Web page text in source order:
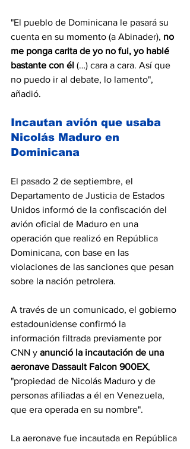
"El pueblo de Dominicana le pasará su
cuenta en su momento (a Abinader), no
me ponga carita de yo no fui, yo hablé
bastante con él (…) cara a cara. Así que
no puedo ir al debate, lo lamento",
añadió.
Incautan avión que usaba
Nicolás Maduro en
Dominicana
El pasado 2 de septiembre, el
Departamento de Justicia de Estados
Unidos informó de la confiscación del
avión oficial de Maduro en una
operación que realizó en República
Dominicana, con base en las
violaciones de las sanciones que pesan
sobre la nación petrolera.
A través de un comunicado, el gobierno
estadounidense confirmó la
información filtrada previamente por
CNN y anunció la incautación de una
aeronave Dassault Falcon 900EX,
"propiedad de Nicolás Maduro y de
personas afiliadas a él en Venezuela,
que era operada en su nombre".
La aeronave fue incautada en República